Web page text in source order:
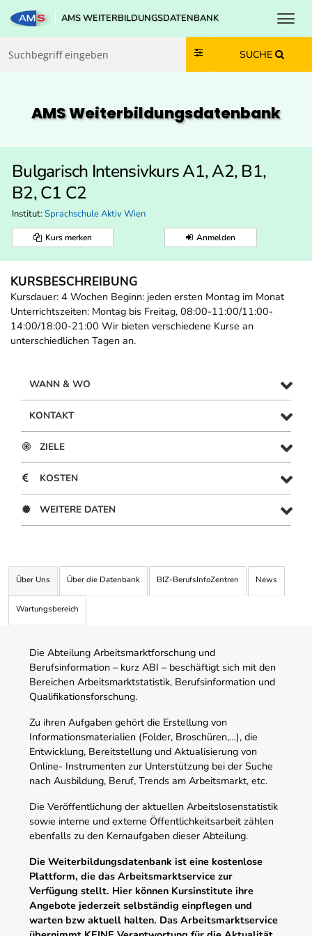
Zum Inhalt springen
Zum Navmenü springen
Zur Suche springen
Zur Footer springen
AMS WEITERBILDUNGSDATENBANK
SUCHE
AMS Weiterbildungs­datenbank
Bulgarisch Intensivkurs A1, A2, B1,
B2, C1 C2
Institut: Sprachschule Aktiv Wien
Kurs merken Anmelden
KURSBESCHREIBUNG
Kursdauer: 4 Wochen Beginn: jeden ersten Montag im Monat
Unterrichtszeiten: Montag bis Freitag, 08:00-11:00/11:00-
14:00/18:00-21:00 Wir bieten verschiedene Kurse an
unterschiedlichen Tagen an.
WANN & WO
KONTAKT
ZIELE
KOSTEN
WEITERE DATEN
Über Uns Über die Datenbank BIZ-BerufsInfoZentren News
Wartungsbereich
Die Abteilung Arbeitsmarktforschung und
Berufsinformation – kurz ABI – beschäftigt sich mit den
Bereichen Arbeitsmarktstatistik, Berufsinformation und
Qualifikationsforschung.
Zu ihren Aufgaben gehört die Erstellung von
Informationsmaterialien (Folder, Broschüren,…), die
Entwicklung, Bereitstellung und Aktualisierung von
Online- Instrumenten zur Unterstützung bei der Suche
nach Ausbildung, Beruf, Trends am Arbeitsmarkt, etc.
Die Veröffentlichung der aktuellen Arbeitslosenstatistik
sowie interne und externe Öffentlichkeitsarbeit zählen
ebenfalls zu den Kernaufgaben dieser Abteilung.
Die Weiterbildungsdatenbank ist eine kostenlose
Plattform, die das Arbeitsmarktservice zur
Verfügung stellt. Hier können Kursinstitute ihre
Angebote jederzeit selbständig einpflegen und
warten bzw aktuell halten. Das Arbeitsmarktservice